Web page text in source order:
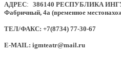
АДРЕС: 386140 РЕСПУБЛИКА
Фабричный, 4а (временное
ТЕЛ/ФАКС: +7(8734) 77-30-67
E-MAIL: igmteatr@mail.ru